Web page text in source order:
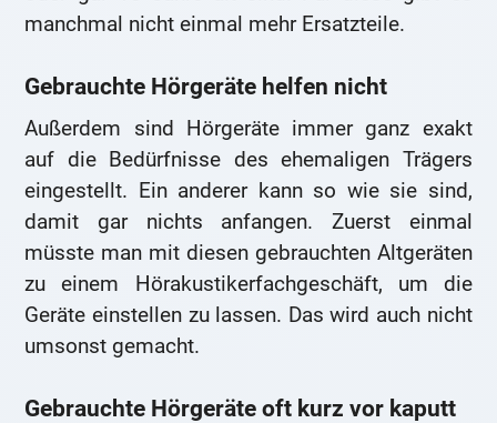
manchmal nicht einmal mehr Ersatzteile.
Gebrauchte Hörgeräte helfen nicht
Außerdem sind Hörgeräte immer ganz exakt
auf die Bedürfnisse des ehemaligen Trägers
eingestellt. Ein anderer kann so wie sie sind,
damit gar nichts anfangen. Zuerst einmal
müsste man mit diesen gebrauchten Altgeräten
zu einem Hörakustikerfachgeschäft, um die
Geräte einstellen zu lassen. Das wird auch nicht
umsonst gemacht.
Gebrauchte Hörgeräte oft kurz vor kaputt